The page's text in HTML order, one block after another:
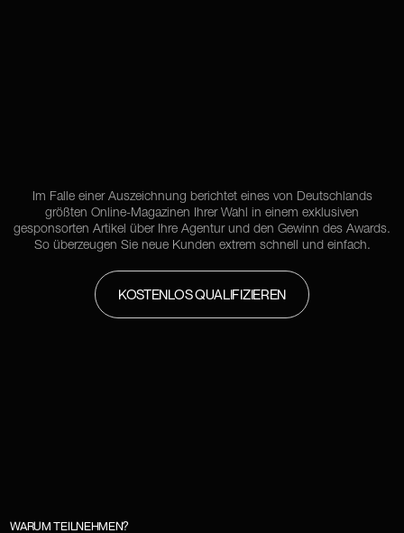
Im Falle einer Auszeichnung berichtet eines von Deutschlands
größten Online-Magazinen Ihrer Wahl in einem exklusiven
gesponsorten Artikel über Ihre Agentur und den Gewinn des Awards.
So überzeugen Sie neue Kunden extrem schnell und einfach.
KOSTENLOS QUALIFIZIEREN
WARUM TEILNEHMEN?